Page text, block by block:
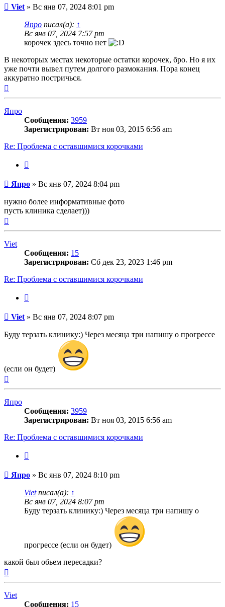
Сообщение
Viet » Вс янв 07, 2024 8:01 pm
Япро писал(а): ↑
Вс янв 07, 2024 7:57 pm
корочек здесь точно нет
В некоторых местах некоторые остатки корочек, бро. Но я их
уже почти вывел путем долгого размокания. Пора конец
аккуратно постричься.
Япро
Сообщения: 3959
Зарегистрирован: Вт ноя 03, 2015 6:56 am
Re: Проблема с оставшимися корочками
Сообщение
Япро » Вс янв 07, 2024 8:04 pm
нужно более информативные фото
пусть клиника сделает)))
Viet
Сообщения: 15
Зарегистрирован: Сб дек 23, 2023 1:46 pm
Re: Проблема с оставшимися корочками
Сообщение
Viet » Вс янв 07, 2024 8:07 pm
Буду терзать клинику:) Через месяца три напишу о прогрессе
(если он будет)
Япро
Сообщения: 3959
Зарегистрирован: Вт ноя 03, 2015 6:56 am
Re: Проблема с оставшимися корочками
Сообщение
Япро » Вс янв 07, 2024 8:10 pm
Vietписал(а): ↑
Вс янв 07, 2024 8:07 pm
Буду терзать клинику:) Через месяца три напишу о
прогрессе (если он будет)
какой был обьем пересадки?
Viet
Сообщения: 15